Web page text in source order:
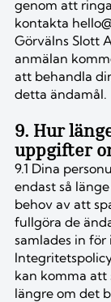
genom att
kontakta
Görvälns Slott
anmälan
att behandla
detta ändamål.
9. Hur
uppgifter
9.1 Dina
endast så
behov av att
fullgöra de
samlades in
kan komma
längre om det